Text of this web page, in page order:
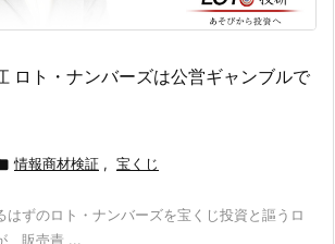
ロト・ナンバーズは公営ギャンブルで
情報商材検証 , 宝くじ
はずのロト・ナンバーズを宝くじ投資と謳うロ
、販売責 ...